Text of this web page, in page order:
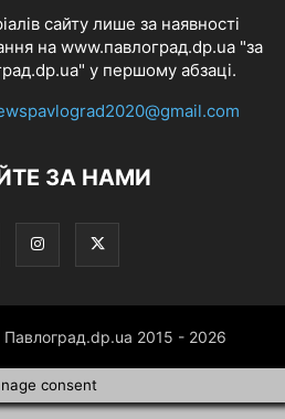
сайту лише за наявності
на www.павлоград.dp.ua "за
у першому абзаці.
ЗА НАМИ
2015 - 2026
consent